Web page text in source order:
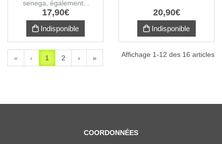
senega, également...
17,90€
Indisponible
20,90€
Indisponible
« ‹ 1 2 › » Affichage 1-12 des 16 articles
COORDONNÉES